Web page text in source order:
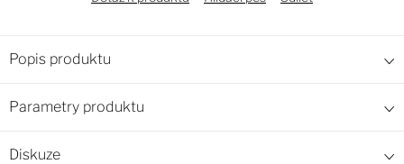
Popis produktu
Parametry produktu
Diskuze